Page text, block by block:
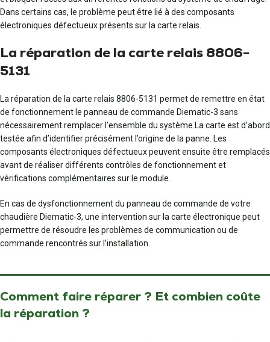
Dans certains cas, le problème peut être lié à des composants
électroniques défectueux présents sur la carte relais.
La réparation de la carte relais 8806-
5131
La réparation de la carte relais 8806-5131 permet de remettre en état
de fonctionnement le panneau de commande Diematic-3 sans
nécessairement remplacer l’ensemble du système.La carte est d’abord
testée afin d’identifier précisément l’origine de la panne. Les
composants électroniques défectueux peuvent ensuite être remplacés
avant de réaliser différents contrôles de fonctionnement et
vérifications complémentaires sur le module.
En cas de dysfonctionnement du panneau de commande de votre
chaudière Diematic-3, une intervention sur la carte électronique peut
permettre de résoudre les problèmes de communication ou de
commande rencontrés sur l’installation.
Comment faire réparer ? Et combien coûte
la réparation ?